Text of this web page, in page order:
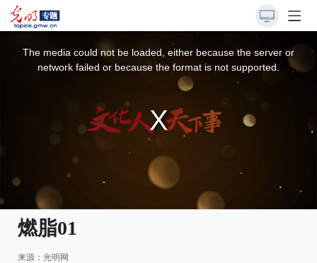
The media could not be loaded, either because the server or
network failed or because the format is not supported.
燃脂01
来源： 光明网